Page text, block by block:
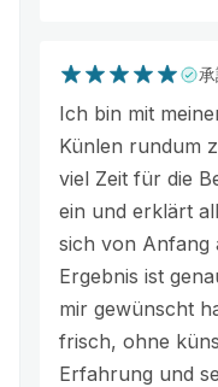
Ich bin mit
Künlen rundum
viel Zeit für die
ein und erklärt
sich von Anfang
Ergebnis ist
mir gewünscht
frisch, ohne
Erfahrung und